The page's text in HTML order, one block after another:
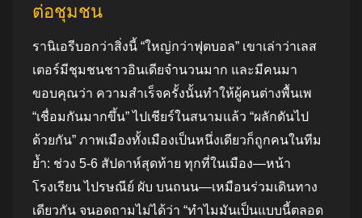
ต่อชุมชน
รานิเอรีบอกว่าสิ่งนี้ “ใหญ่กว่าฟุตบอล” เขาเล่าว่าเลส
เตอร์มีชุมชนชาวอินเดียจำนวนมาก และมีคนมา
ขอบคุณว่า ความสำเร็จครั้งนั้นทำให้ผู้คนต่างพื้นเพ
“เชื่อมกันมากขึ้น” ไปเชียร์ในสนามแล้ว “ผลักดันไป
ด้วยกัน” ภาพเมืองทั้งเมืองเป็นหนึ่งเดียวก็ถูกคนในทีม
ย้ำ: ช่วง 5-6 สัปดาห์สุดท้าย ทุกที่ในเมือง—หน้า
โรงเรียน ไปรษณีย์ ผับ บนถนน—เหมือนร่วมเดินทาง
เดียวกัน จนอดถามไม่ได้ว่า “ทำไมมันเป็นแบบนี้ตลอด